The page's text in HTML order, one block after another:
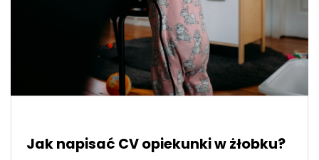
Jak napisać CV opiekunki w żłobku?